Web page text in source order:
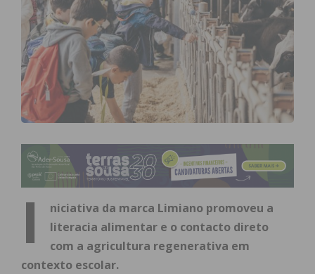
I
niciativa da marca Limiano promoveu a
literacia alimentar e o contacto direto
com a agricultura regenerativa em
contexto escolar.